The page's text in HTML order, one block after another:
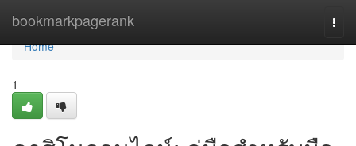
bookmarkpagerank
Home
Home
1